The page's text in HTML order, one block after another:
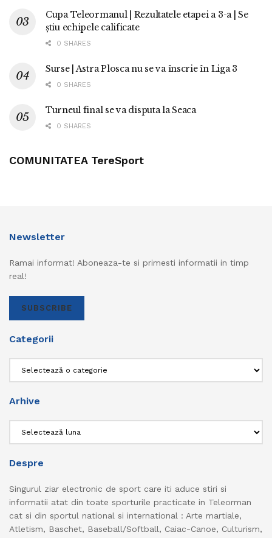
Cupa Teleormanul | Rezultatele etapei a 3-a | Se
știu echipele calificate
0 SHARES
Surse | Astra Plosca nu se va înscrie în Liga 3
0 SHARES
Turneul final se va disputa la Seaca
0 SHARES
COMUNITATEA TereSport
Newsletter
Ramai informat! Aboneaza-te si primesti informatii in timp
real!
SUBSCRIBE
Categorii
Arhive
Despre
Singurul ziar electronic de sport care iti aduce stiri si
informatii atat din toate sporturile practicate in Teleorman
cat si din sportul national si international : Arte martiale,
Atletism, Baschet, Baseball/Softball, Caiac-Canoe, Culturism,